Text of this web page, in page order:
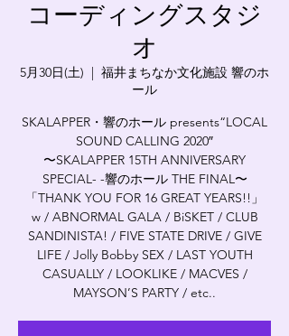
コーディングスタジ
オ
5月30日(土)
  |
福井まちなか文化施設 響のホ
ール
SKALAPPER・響のホール presents“LOCAL
SOUND CALLING 2020″
〜SKALAPPER 15TH ANNIVERSARY
SPECIAL- -響のホール THE FINAL〜
「THANK YOU FOR 16 GREAT YEARS!!」
w / ABNORMAL GALA / BiSKET / CLUB
SANDINISTA! / FIVE STATE DRIVE / GIVE
LIFE / Jolly Bobby SEX / LAST YOUTH
CASUALLY / LOOKLIKE / MACVES /
MAYSON’S PARTY / etc..